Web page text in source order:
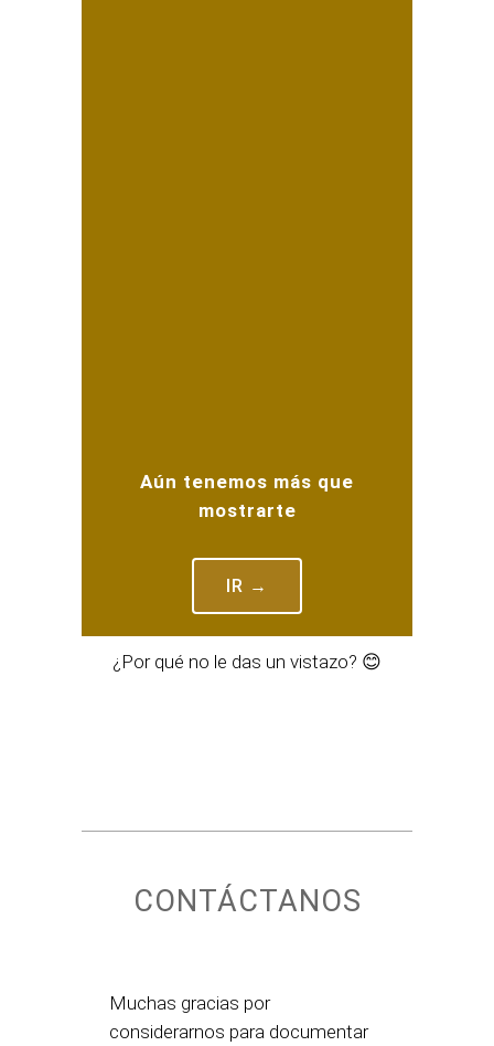
Aún tenemos más que
mostrarte
IR →
¿Por qué no le das un vistazo? 😊
CONTÁCTANOS
Muchas gracias por
considerarnos para documentar